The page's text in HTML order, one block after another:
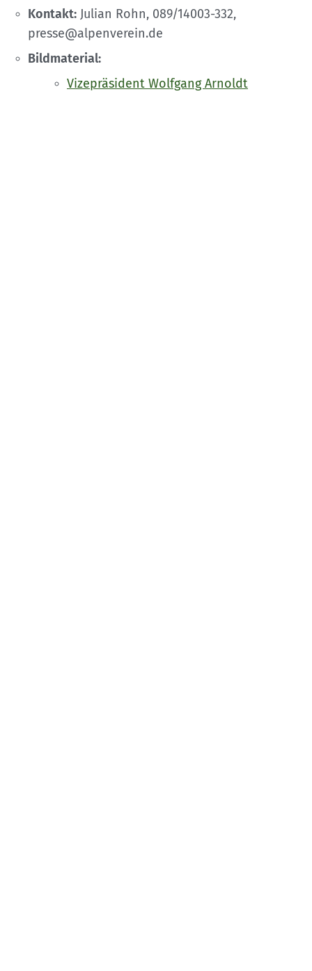
Kontakt: Julian Rohn, 089/14003-332,
presse@alpenverein.de
Bildmaterial:
Vizepräsident Wolfgang Arnoldt